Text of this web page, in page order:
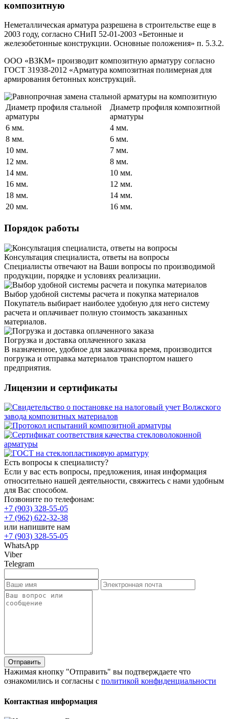
композитную
Неметаллическая арматура разрешена в строительстве еще в
2003 году, согласно СНиП 52-01-2003 «Бетонные и
железобетонные конструкции. Основные положения» п. 5.3.2.
ООО «ВЗКМ» производит композитную арматуру согласно
ГОСТ 31938-2012 «Арматура композитная полимерная для
армирования бетонных конструкций.
Диаметр профиля стальной
арматуры
Диаметр профиля композитной
арматуры
6 мм.
4 мм.
8 мм.
6 мм.
10 мм.
7 мм.
12 мм.
8 мм.
14 мм.
10 мм.
16 мм.
12 мм.
18 мм.
14 мм.
20 мм.
16 мм.
Порядок работы
Консультация специалиста, ответы на вопросы
Специалисты отвечают на Ваши вопросы по производимой
продукции, порядке и условиях реализации.
Выбор удобной системы расчета и покупка материалов
Покупатель выбирает наиболее удобную для него систему
расчета и оплачивает полную стоимость заказанных
материалов.
Погрузка и доставка оплаченного заказа
В назначенное, удобное для заказчика время, производится
погрузка и отправка материалов транспортом нашего
предприятия.
Лицензии и сертификаты
Есть вопросы к специалисту?
Если у вас есть вопросы, предложения, иная информация
относительно нашей деятельности, свяжитесь с нами удобным
для Вас способом.
Позвоните по телефонам:
+7 (903) 328-55-05
+7 (962) 622-32-38
или напишите нам
+7 (903) 328-55-05
WhatsApp
Viber
Telegram
Отправить
Нажимая кнопку "Отправить" вы подтверждаете что
ознакомились и согласны с политикой конфиденциальности
Контактная информация